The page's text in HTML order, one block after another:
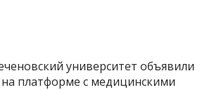
университет объявили
платформе с медицинскими